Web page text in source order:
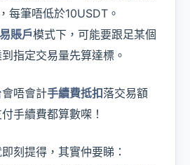
每筆唔低於10USDT。
賬戶模式下，可能要跟足某個
指定交易量先算達標。
唔會計手續費抵扣落交易額
手續費都算數㗎！
刻提得，其實仲要睇：